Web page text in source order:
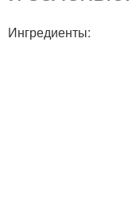
Ингредиенты: